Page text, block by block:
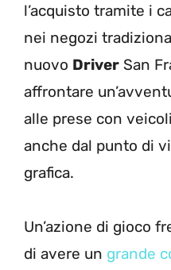
l’acquisto tramite i
nei negozi
nuovo Driver San
affrontare
alle prese con
anche dal punto di
grafica.
Un’azione di gioco
di avere un grande